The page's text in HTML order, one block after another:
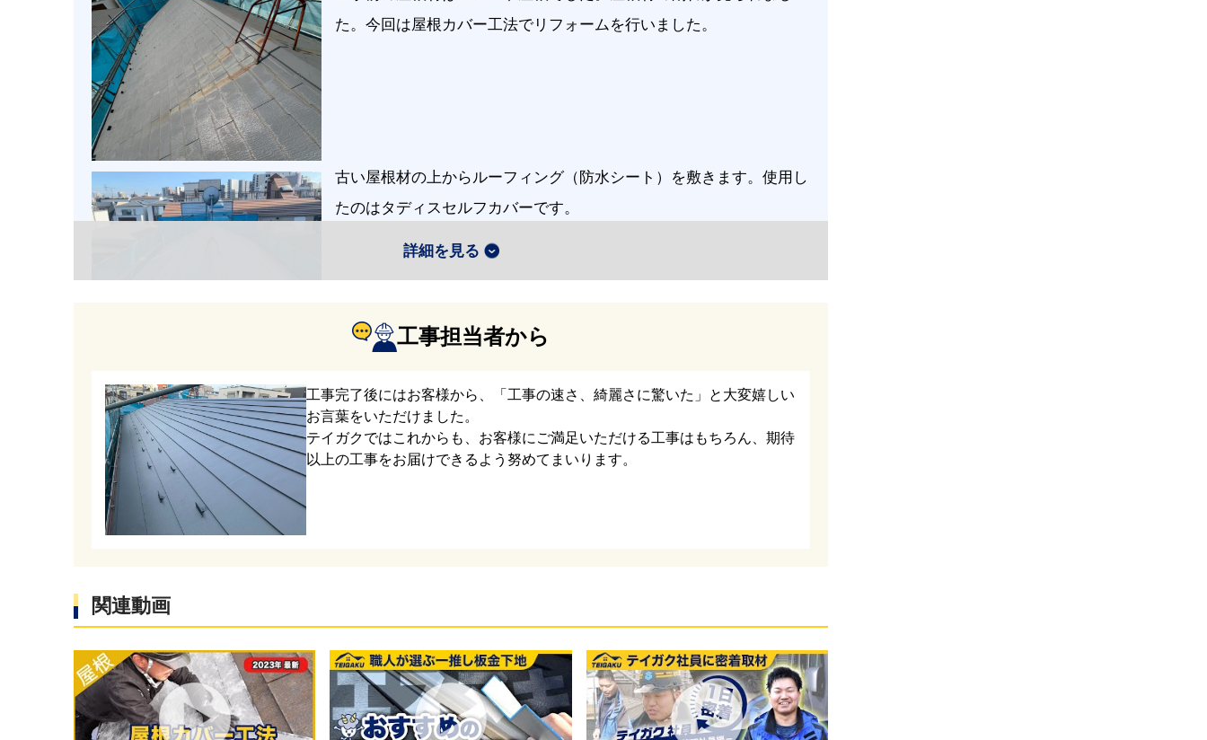
た。今回は屋根カバー工法でリフォームを行いました。
古い屋根材の上からルーフィング（防水シート）を敷きます。使用し
たのはタディスセルフカバーです。
と耐久性に優れた屋根材で、テイガクでも人気の金属屋根です。
屋根の頂点に換気棟を設置したら、屋根カバー工法の完了です。
詳細を見る
工事担当者から
工事完了後にはお客様から、「工事の速さ、綺麗さに驚いた」と大変嬉しい
お言葉をいただけました。
テイガクではこれからも、お客様にご満足いただける工事はもちろん、期待
以上の工事をお届けできるよう努めてまいります。
関連動画